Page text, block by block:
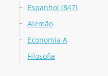
Espanhol (847)
Alemão
Economia A
Filosofia